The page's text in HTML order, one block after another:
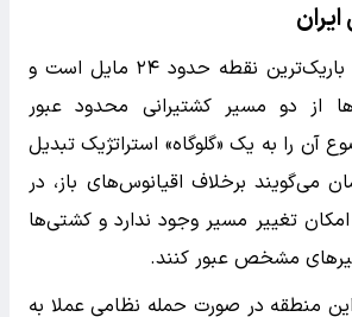
عرض تنگه هرمز در باریک‌ترین نقطه حدود ۲۴ مایل است و
از دو مسیر کشتیرانی محدود عبور
آن را به یک «گلوگاه» استراتژیک تبدیل
می‌گویند برخلاف اقیانوس‌های باز، در
تغییر مسیر وجود ندارد و کشتی‌ها
مشخص عبور کنند.
این منطقه در صورت حمله نظامی عملا به